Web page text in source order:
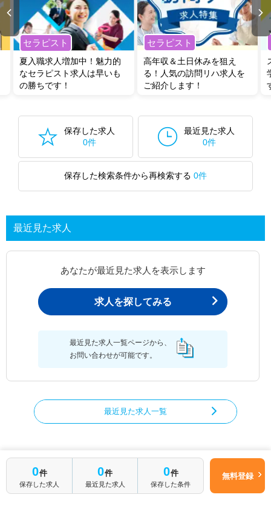
セラピスト
夏入職求人増加中！魅力的
なセラピスト求人は早いも
の勝ちです！
セラピスト
高年収＆土日休みを狙え
る！人気の訪問リハ求人を
ご紹介します！
保存した求人
0件
最近見た求人
0件
保存した検索条件から再検索する 0件
最近見た求人
あなたが最近見た求人を表示します
求人を探してみる
最近見た求人一覧ページから、
お問い合わせが可能です。
最近見た求人一覧
0件
保存した求人
0件
最近見た求人
0件
保存した条件
無料登録
職種から求人を探す